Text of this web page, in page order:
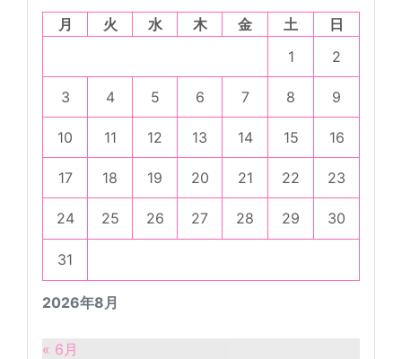
2026年8月
月 火 水 木 金 土
日
1
2
3 4 5 6 7 8 9
10 11 12 13 14 15 16
17 18 19 20 21 22 23
24 25 26 27 28 29 30
31
« 6月